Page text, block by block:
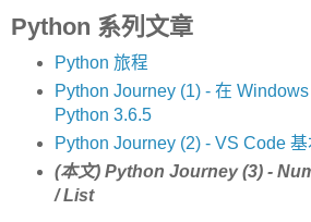
Python 系列文章
Python 旅程
Python Journey (1) - 在
Python 3.6.5
Python Journey (2) - VS Code
(本文) Python Journey (3) -
/ List